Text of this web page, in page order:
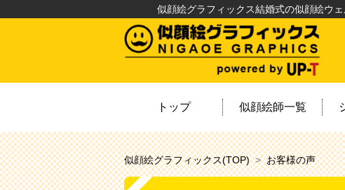
似顔絵グラフィックス結婚式の似顔絵ウ
トップ 似顔絵師一覧
似顔絵グラフィックス(TOP) お客様の声